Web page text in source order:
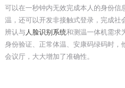
可以在一秒钟内无效完成本人的身份信
温，还可以开发非接触式登录，完成社
辨认与 人脸识别系统和测温一体机需求
身份验证、正常体温、安康码绿码时，
会议厅，大大增加了准确性。